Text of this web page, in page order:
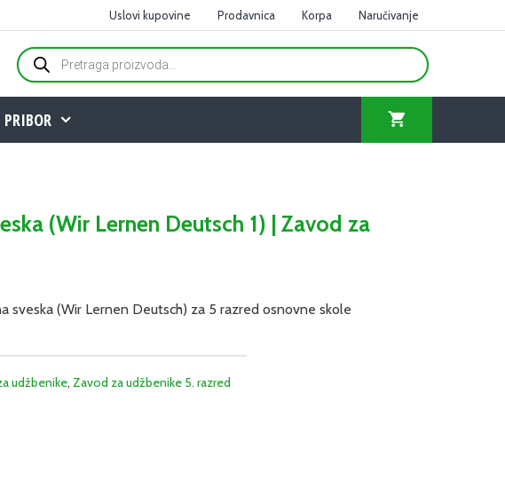
Uslovi kupovine Prodavnica Korpa Naručivanje
Products
search
PRIBOR
(Wir Lernen Deutsch 1) | Zavod za
sveska (Wir Lernen Deutsch) za 5 razred osnovne skole
udžbenike,Zavod za udžbenike 5. razred